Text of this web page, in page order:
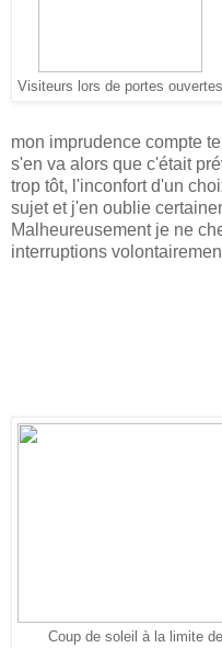
Visiteurs lors de portes ouvertes
mon imprudence compte
s'en va alors que c'était
trop tôt, l'inconfort d'un
sujet et j'en oublie
Malheureusement je ne
interruptions
Coup de soleil à la limite